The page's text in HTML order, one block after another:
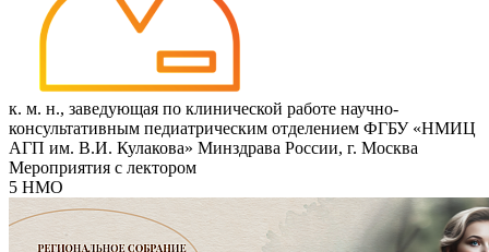
к. м. н., заведующая по клинической работе научно-
консультативным педиатрическим отделением ФГБУ «НМИЦ
АГП им. В.И. Кулакова» Минздрава России, г. Москва
Мероприятия с лектором
5 НМО